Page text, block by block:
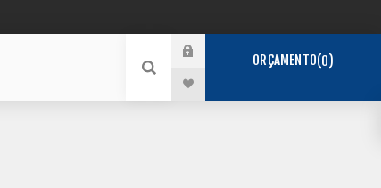
ORÇAMENTO 0